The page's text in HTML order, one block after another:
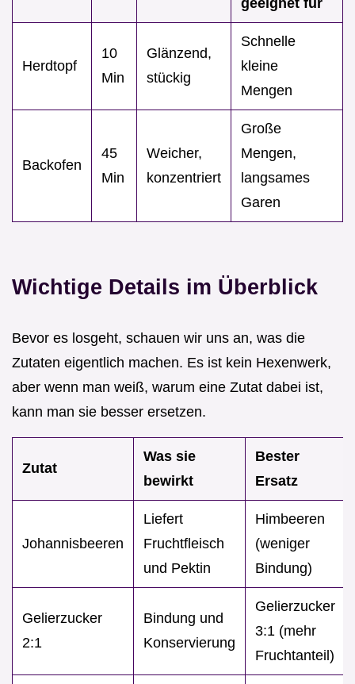
Herdtopf
10
Min
Glänzend,
stückig
Schnelle
kleine
Mengen
Backofen
45
Min
Weicher,
konzentriert
Große
Mengen,
langsames
Garen
Wichtige Details im Überblick
Bevor es losgeht, schauen wir uns an, was die
Zutaten eigentlich machen. Es ist kein Hexenwerk,
aber wenn man weiß, warum eine Zutat dabei ist,
kann man sie besser ersetzen.
Zutat
Was sie
bewirkt
Bester
Ersatz
Johannisbeeren
Liefert
Fruchtfleisch
und Pektin
Himbeeren
(weniger
Bindung)
Gelierzucker
2:1
Bindung und
Konservierung
Gelierzucker
3:1 (mehr
Fruchtanteil)